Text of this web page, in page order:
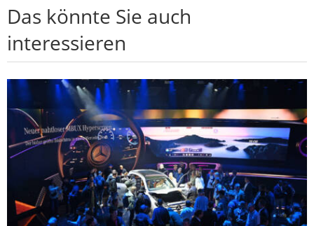
Das könnte Sie auch
interessieren